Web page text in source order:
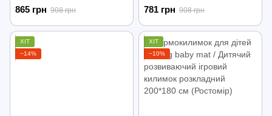
Кіт" 200 х 180 х 1 см
865 грн 908 грн 781 грн 908 грн
ХІТ
−14%
ХІТ
−10%